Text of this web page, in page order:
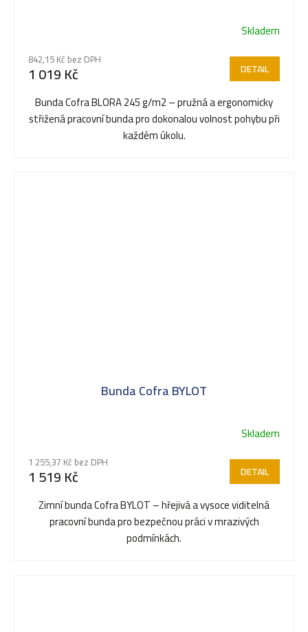
Skladem
842,15 Kč bez DPH
1 019 Kč DETAIL
Bunda Cofra BLORA 245 g/m2 – pružná a ergonomicky
střižená pracovní bunda pro dokonalou volnost pohybu při
každém úkolu.
Bunda Cofra BYLOT
produktu
je
5,0
Skladem
1 255,37 Kč bez DPH
1 519 Kč DETAIL
Zimní bunda Cofra BYLOT – hřejivá a vysoce viditelná
pracovní bunda pro bezpečnou práci v mrazivých
podmínkách.